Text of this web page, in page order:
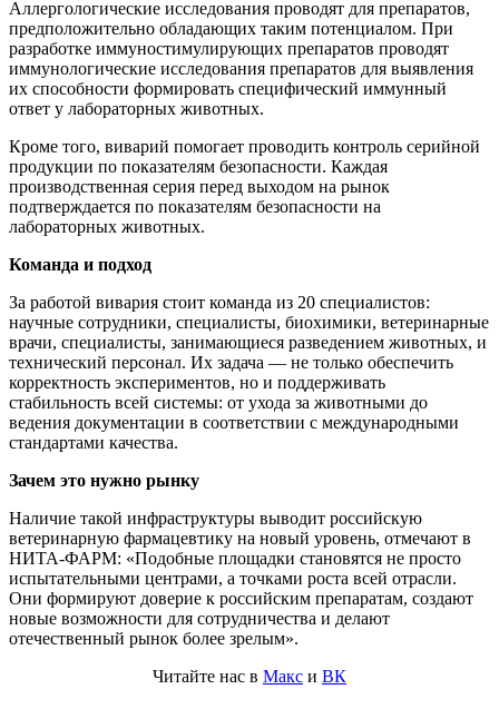
Аллергологические исследования проводят для препаратов,
предположительно обладающих таким потенциалом. При
разработке иммуностимулирующих препаратов проводят
иммунологические исследования препаратов для выявления
их способности формировать специфический иммунный
ответ у лабораторных животных.
Кроме того, виварий помогает проводить контроль серийной
продукции по показателям безопасности. Каждая
производственная серия перед выходом на рынок
подтверждается по показателям безопасности на
лабораторных животных.
Команда и подход
За работой вивария стоит команда из 20 специалистов:
научные сотрудники, специалисты, биохимики, ветеринарные
врачи, специалисты, занимающиеся разведением животных, и
технический персонал. Их задача — не только обеспечить
корректность экспериментов, но и поддерживать
стабильность всей системы: от ухода за животными до
ведения документации в соответствии с международными
стандартами качества.
Зачем это нужно рынку
Наличие такой инфраструктуры выводит российскую
ветеринарную фармацевтику на новый уровень, отмечают в
НИТА-ФАРМ: «Подобные площадки становятся не просто
испытательными центрами, а точками роста всей отрасли.
Они формируют доверие к российским препаратам, создают
новые возможности для сотрудничества и делают
отечественный рынок более зрелым».
Читайте нас в Макс и ВК